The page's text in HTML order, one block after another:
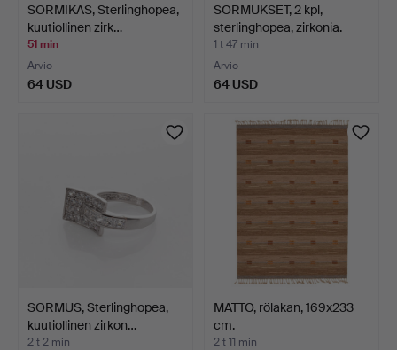
SORMIKAS, Sterlinghopea,
kuutiollinen zirk…
51 min
Arvio
64 USD
SORMUKSET, 2 kpl,
sterlinghopea, zirkonia.
1 t 47 min
Arvio
64 USD
SORMUS, Sterlinghopea,
kuutiollinen zirkon…
2 t 2 min
MATTO, rölakan, 169x233
cm.
2 t 11 min